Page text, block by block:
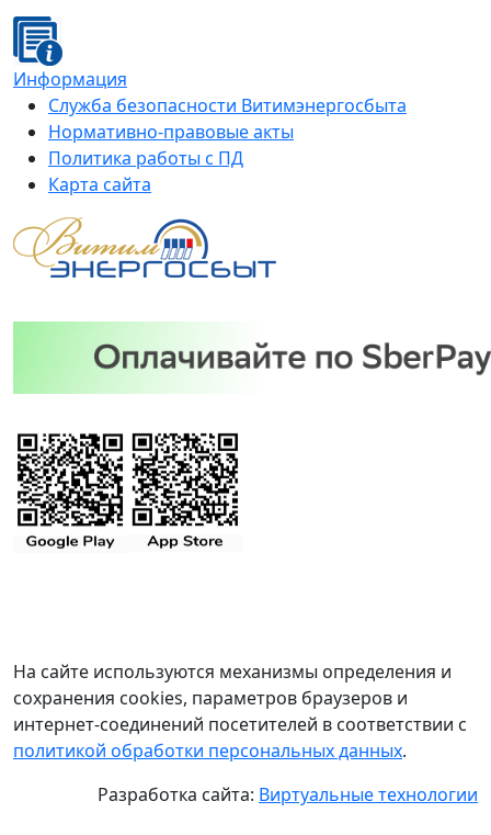
Информация
Служба безопасности Витимэнергосбыта
Нормативно-правовые акты
Политика работы с ПД
Карта сайта
На сайте используются механизмы определения и
сохранения cookies, параметров браузеров и
интернет-соединений посетителей в соответствии с
политикой обработки персональных данных.
Разработка сайта: Виртуальные технологии